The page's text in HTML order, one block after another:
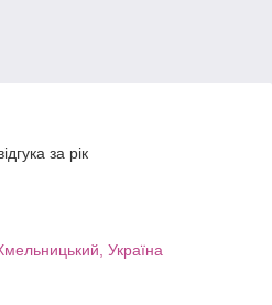
за рік
Україна